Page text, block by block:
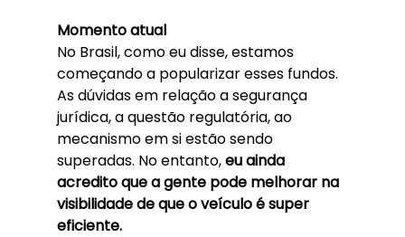
Momento atual
No Brasil, como eu disse, estamos
começando a popularizar esses fundos.
As dúvidas em relação a segurança
jurídica, a questão regulatória, ao
mecanismo em si estão sendo
superadas. No entanto, eu ainda
acredito que a gente pode melhorar na
visibilidade de que o veículo é super
eficiente.